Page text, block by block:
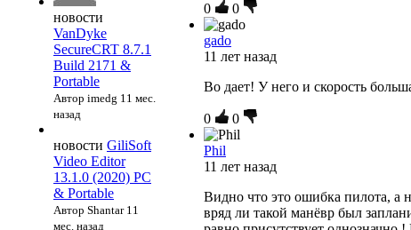
новости
VanDyke
SecureCRT 8.7.1
Build 2171 &
Portable
Автор imedg 11 мес.
назад
новости GiliSoft
Video Editor
13.1.0 (2020) PC
& Portable
Автор Shantar 11
мес. назад
0 0
gado
11 лет назад
Во дает! У него и скорость
0 0
Phil
11 лет назад
Видно что это ошибка пилота, а
вряд ли такой манёвр был